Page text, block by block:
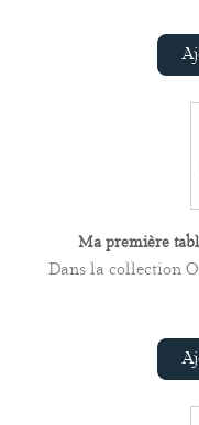
Ma première
Dans la collection